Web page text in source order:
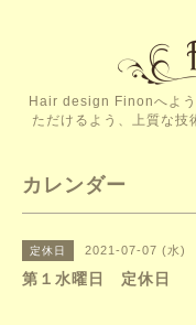
Hair design Finonへよ
ただけるよう、上質な技
カレンダー
定休日 2021-07-07 (水)
第１水曜日 定休日